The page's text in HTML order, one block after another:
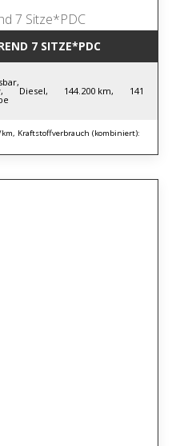
7 SITZE*PDC
Diesel, 144.200 km, 141
Kraftstoffverbrauch (kombiniert):